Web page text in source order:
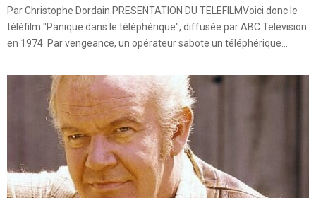
Par Christophe Dordain.PRESENTATION DU TELEFILMVoici donc le
téléfilm "Panique dans le téléphérique", diffusée par ABC Television
en 1974. Par vengeance, un opérateur sabote un téléphérique...